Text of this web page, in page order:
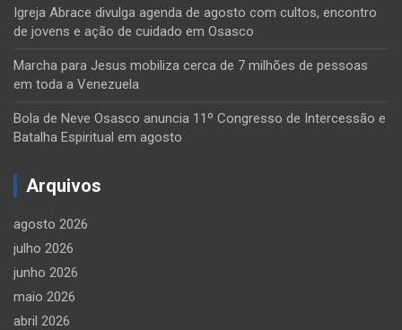
Igreja Abrace divulga agenda de agosto com cultos, encontro
de jovens e ação de cuidado em Osasco
Marcha para Jesus mobiliza cerca de 7 milhões de pessoas
em toda a Venezuela
Bola de Neve Osasco anuncia 11º Congresso de Intercessão e
Batalha Espiritual em agosto
Arquivos
agosto 2026
julho 2026
junho 2026
maio 2026
abril 2026